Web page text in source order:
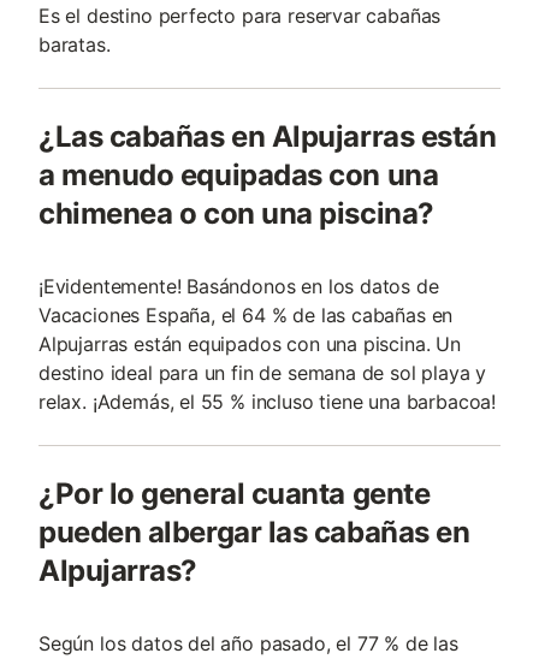
Es el destino perfecto para reservar cabañas
baratas.
¿Las cabañas en Alpujarras están
a menudo equipadas con una
chimenea o con una piscina?
¡Evidentemente! Basándonos en los datos de
Vacaciones España, el 64 % de las cabañas en
Alpujarras están equipados con una piscina. Un
destino ideal para un fin de semana de sol playa y
relax. ¡Además, el 55 % incluso tiene una barbacoa!
¿Por lo general cuanta gente
pueden albergar las cabañas en
Alpujarras?
Según los datos del año pasado, el 77 % de las